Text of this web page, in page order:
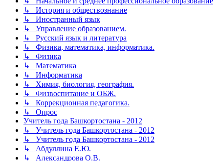
↳ История и обществознание
↳ Иностранный язык
↳ Управление образованием.
↳ Русский язык и литература
↳ Физика, математика, информатика.
↳ Физика
↳ Математика
↳ Информатика
↳ Химия, биология, география.
↳ Физвоспитание и ОБЖ.
↳ Коррекционная педагогика.
↳ Опрос
Учитель года Башкортостана - 2012
↳ Учитель года Башкортостана - 2012
↳ Учитель года Башкортостана - 2012
↳ Абдуллина Е.Ю.
↳ Александрова О.В.